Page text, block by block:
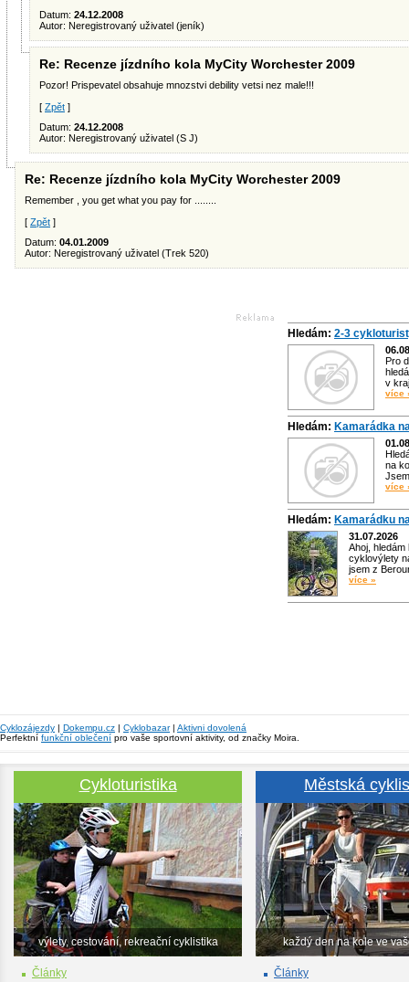
Datum: 24.12.2008
Autor: Neregistrovaný uživatel (jeník)
Re: Recenze jízdního kola MyCity Worchester 2009
Pozor! Prispevatel obsahuje mnozstvi debility vetsi nez male!!!
[ Zpět ]
Datum: 24.12.2008
Autor: Neregistrovaný uživatel (S J)
Re: Recenze jízdního kola MyCity Worchester 2009
Remember , you get what you pay for ........
[ Zpět ]
Datum: 04.01.2009
Autor: Neregistrovaný uživatel (Trek 520)
Hledám: 2-3
Pro
v
více
Hledám: Kamarádka
na
více
Hledám: Kamarádku
31.07.2026
Ahoj,
cyklovýlety
jsem z
více »
Cyklozájezdy | Dokempu.cz | Cyklobazar| Aktivni dovolená
Perfektní funkční oblečení pro vaše sportovní aktivity, od značky Moira.
Cykloturistika
výlety, cestování, rekreační cyklistika
Články
Městská
každý den na kole ve
Články